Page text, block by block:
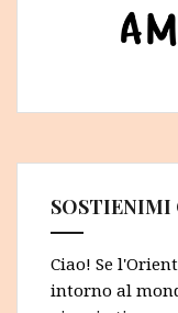
SOSTIENIMI
Ciao! Se
intorno al